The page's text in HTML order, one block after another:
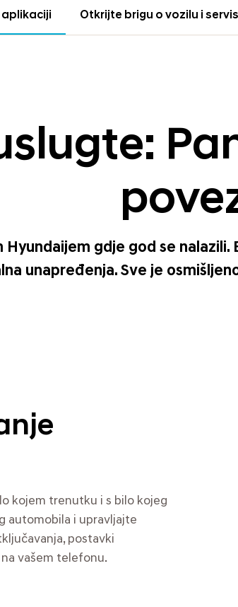
aplikaciji Otkrijte brigu o vozilu i
gdje god se
unapređenja. Sve je
kojem trenutku i s bilo kojeg
automobila i upravljajte
postavki
vašem telefonu.